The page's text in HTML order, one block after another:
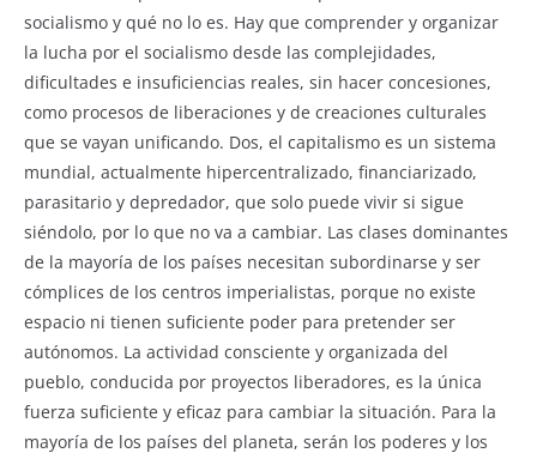
socialismo y qué no lo es. Hay que comprender y organizar
la lucha por el socialismo desde las complejidades,
dificultades e insuficiencias reales, sin hacer concesiones,
como procesos de liberaciones y de creaciones culturales
que se vayan unificando. Dos, el capitalismo es un sistema
mundial, actualmente hipercentralizado, financiarizado,
parasitario y depredador, que solo puede vivir si sigue
siéndolo, por lo que no va a cambiar. Las clases dominantes
de la mayoría de los países necesitan subordinarse y ser
cómplices de los centros imperialistas, porque no existe
espacio ni tienen suficiente poder para pretender ser
autónomos. La actividad consciente y organizada del
pueblo, conducida por proyectos liberadores, es la única
fuerza suficiente y eficaz para cambiar la situación. Para la
mayoría de los países del planeta, serán los poderes y los